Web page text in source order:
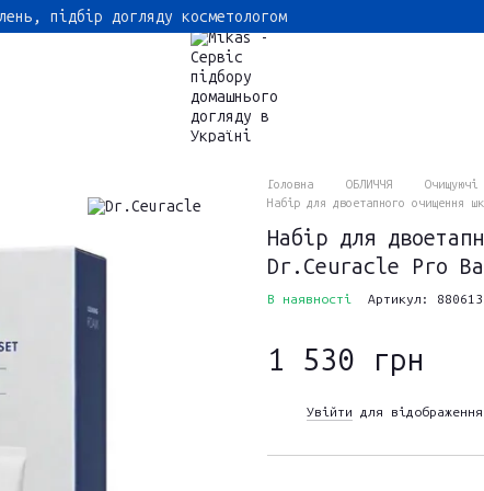
підбір догляду косметологом
Головна ОБЛИЧЧЯ Очищуючі
Набір для двоетапного очищення
Набір для
Dr.Ceuracle Pro
В наявності Артикул:
1 530 грн
Увійти для